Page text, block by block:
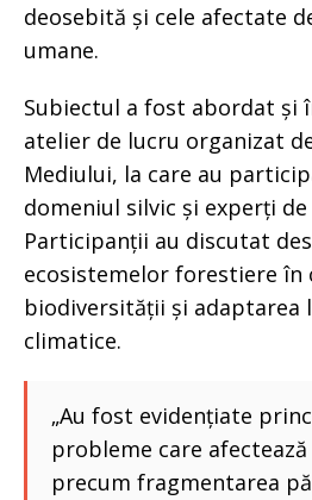
deosebită și cele afectate
umane.
Subiectul a fost abordat și
atelier de lucru organizat
Mediului, la care au
domeniul silvic și experți de
Participanții au discutat
ecosistemelor forestiere în
biodiversității și adaptarea
climatice.
„Au fost evidențiate
probleme care
precum fragmentarea